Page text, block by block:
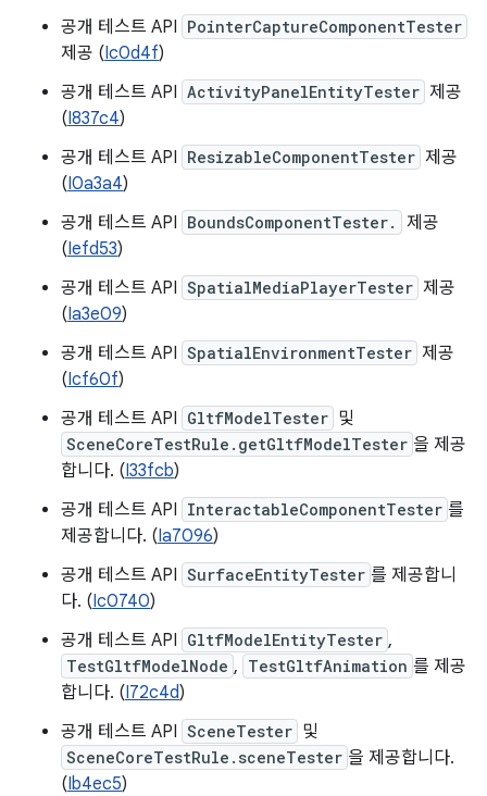
공개 테스트 API PointerCaptureComponentTester
제공 (Ic0d4f)
공개 테스트 API ActivityPanelEntityTester 제공
(I837c4)
공개 테스트 API ResizableComponentTester 제공
(I0a3a4)
공개 테스트 API BoundsComponentTester.
제공
(Iefd53)
공개 테스트 API SpatialMediaPlayerTester 제공
(Ia3e09)
공개 테스트 API SpatialEnvironmentTester 제공
(Icf60f)
공개 테스트 API GltfModelTester 및
SceneCoreTestRule.getGltfModelTester 을 제공
합니다. (I33fcb)
공개 테스트 API InteractableComponentTester 를
제공합니다. (Ia7096)
공개 테스트 API SurfaceEntityTester 를 제공합니
다. (Ic0740)
공개 테스트 API GltfModelEntityTester ,
TestGltfModelNode , TestGltfAnimation 를 제공
합니다. (I72c4d)
공개 테스트 API SceneTester 및
SceneCoreTestRule.sceneTester 을 제공합니다.
(Ib4ec5)